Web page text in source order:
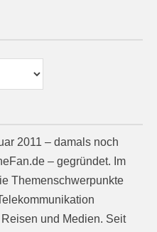
2011 – damals noch
– gegründet. Im
Themenschwerpunkte
und Medien. Seit